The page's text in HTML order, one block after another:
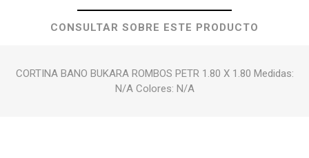
CONSULTAR SOBRE ESTE PRODUCTO
CORTINA BANO BUKARA ROMBOS PETR 1.80 X 1.80 Medidas:
N/A Colores: N/A